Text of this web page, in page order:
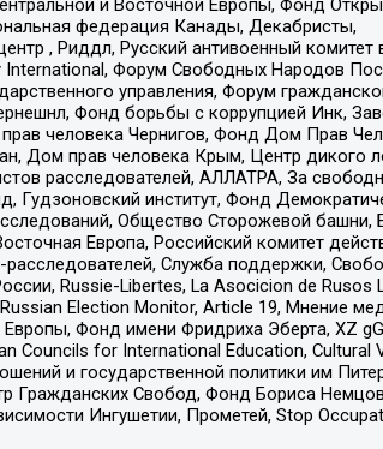
и Восточной Европы, Фонд
федерация Канады, Декабристы,
, Риддл, Русский антивоенный комитет
Форум Свободных Народов
управления, Форум
Фонд борьбы с коррупцией Инк,
человека Чернигов, Фонд Дом Прав
Дом прав человека Крым, Центр дикого
расследователей, АЛЛАТРА, За
Гудзоновский институт, Фонд
Общество Сторожевой башни,
Европа, Российский комитет
Служба поддержки,
Russie-Libertes, La Asocicion de Rusos
Election Monitor, Article 19, Мнение
Фонд имени Фридриха Эберта, XZ
Councils for International Education, Cultural
и государственной политики им
Гражданских Свобод, Фонд Бориса
Ингушетии, Прометей, Stop